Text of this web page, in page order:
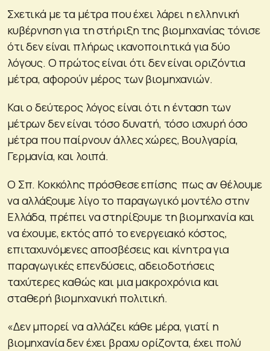
Σχετικά με τα μέτρα που έχει λάρει η ελληνική
κυβέρνηση για τη στήριξη της βιομηχανίας τόνισε
ότι δεν είναι πλήρως ικανοποιητικά για δύο
λόγους. Ο πρώτος είναι ότι δεν είναι οριζόντια
μέτρα, αφορούν μέρος των βιομηχανιών.
Και ο δεύτερος λόγος είναι ότι η ένταση των
μέτρων δεν είναι τόσο δυνατή, τόσο ισχυρή όσο
μέτρα που παίρνουν άλλες χώρες, Βουλγαρία,
Γερμανία, και λοιπά.
Ο Σπ. Κοκκόλης πρόσθεσε επίσης πως αν θέλουμε
να αλλάξουμε λίγο το παραγωγικό μοντέλο στην
Ελλάδα, πρέπει να στηρίξουμε τη βιομηχανία και
να έχουμε, εκτός από το ενεργειακό κόστος,
επιταχυνόμενες αποσβέσεις και κίνητρα για
παραγωγικές επενδύσεις, αδειοδοτήσεις
ταχύτερες καθώς και μια μακροχρόνια και
σταθερή βιομηχανική πολιτική.
«Δεν μπορεί να αλλάζει κάθε μέρα, γιατί η
βιομηχανία δεν έχει βραχυ ορίζοντα, έχει πολύ